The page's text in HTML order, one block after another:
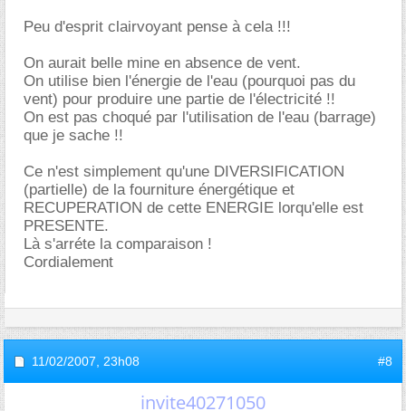
Peu d'esprit clairvoyant pense à cela !!!
On aurait belle mine en absence de vent.
On utilise bien l'énergie de l'eau (pourquoi pas du
vent) pour produire une partie de l'électricité !!
On est pas choqué par l'utilisation de l'eau (barrage)
que je sache !!
Ce n'est simplement qu'une DIVERSIFICATION
(partielle) de la fourniture énergétique et
RECUPERATION de cette ENERGIE lorqu'elle est
PRESENTE.
Là s'arréte la comparaison !
Cordialement
11/02/2007, 23h08 #8
invite40271050